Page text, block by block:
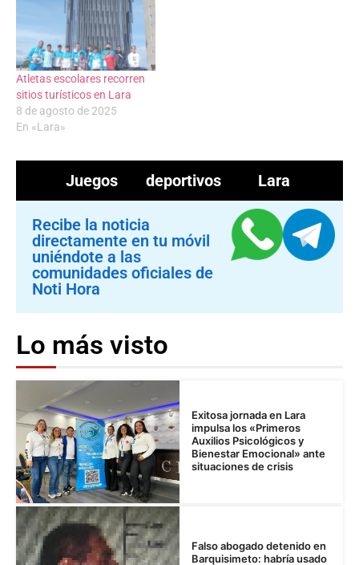
Atletas escolares recorren
sitios turísticos en Lara
8 de agosto de 2025
En «Lara»
Juegos deportivos Lara
Recibe la noticia
directamente en tu móvil
uniéndote a las
comunidades oficiales de
Noti Hora
Lo más visto
Exitosa jornada en Lara
impulsa los «Primeros
Auxilios Psicológicos y
Bienestar Emocional» ante
situaciones de crisis
Falso abogado detenido en
Barquisimeto: habría usado